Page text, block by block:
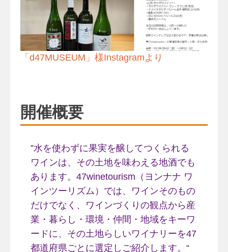
「d47MUSEUM」様Instagramより
開催概要
”水を使わずに果実を醸してつくられる
ワインは、その土地を味わえる地酒でも
あります。47winetourism（ヨンナナ ワ
インツーリズム）では、ワインそのもの
だけでなく、ワインづくりの観点から産
業・暮らし・環境・仲間・地域をキーワ
ードに、その土地らしいワイナリーを47
都道府県ごとに選定しご紹介します。 “